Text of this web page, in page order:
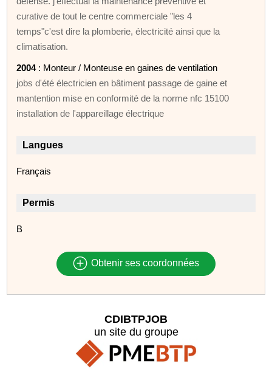
curative de tout le centre commerciale "les 4
temps"c'est dire la plomberie, électricité ainsi que la
climatisation.
2004: Monteur / Monteuse en gaines de ventilation
jobs d'été électricien en bâtiment passage de gaine et
mantention mise en conformité de la norme nfc 15100
installation de l'appareillage électrique
Langues
Français
Permis
B
Obtenir ses coordonnées
CDIBTPJOB
un site du groupe